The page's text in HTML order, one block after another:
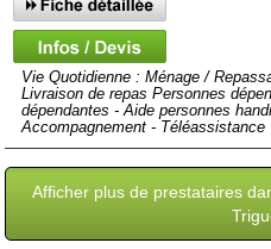
Vie Quotidienne : Ménage /
Livraison de repas Personnes
dépendantes - Aide personnes
Accompagnement - Téléassistance
Afficher plus de prestataires